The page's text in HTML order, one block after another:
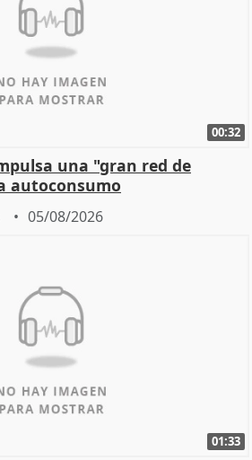
00:32
una "gran red de
autoconsumo
05/08/2026
01:33